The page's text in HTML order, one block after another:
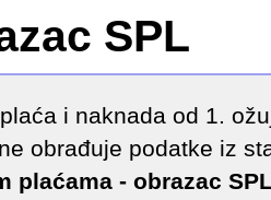
SPL
i naknada od 1.
obrađuje podatke iz
plaćama - obrazac